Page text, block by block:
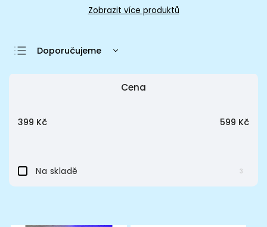
Zobrazit více produktů
Doporučujeme
Abecedně
Cena
399 Kč 599 Kč
Na skladě 3